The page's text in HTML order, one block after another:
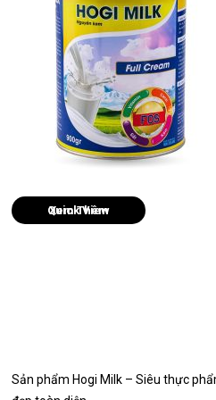
Quick View
Sản phẩm Hogi Milk – Siêu thực